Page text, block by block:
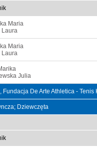
Maria
Laura
Maria
Laura
Julia
De Arte Athletica -
Dziewczęta